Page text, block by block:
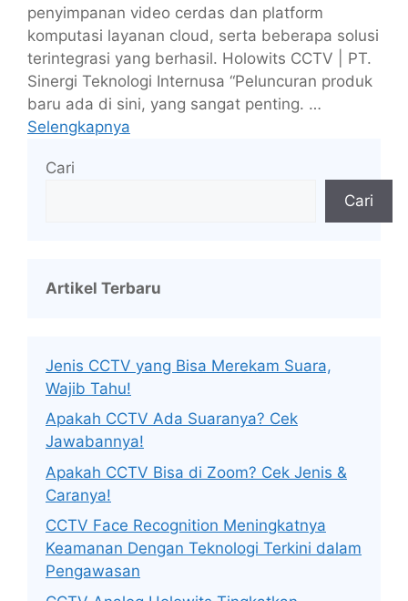
penyimpanan video cerdas dan platform
komputasi layanan cloud, serta beberapa solusi
terintegrasi yang berhasil. Holowits CCTV | PT.
Sinergi Teknologi Internusa “Peluncuran produk
baru ada di sini, yang sangat penting. …
Selengkapnya
Cari
Cari
Artikel Terbaru
Jenis CCTV yang Bisa Merekam Suara,
Wajib Tahu!
Apakah CCTV Ada Suaranya? Cek
Jawabannya!
Apakah CCTV Bisa di Zoom? Cek Jenis &
Caranya!
CCTV Face Recognition Meningkatnya
Keamanan Dengan Teknologi Terkini dalam
Pengawasan